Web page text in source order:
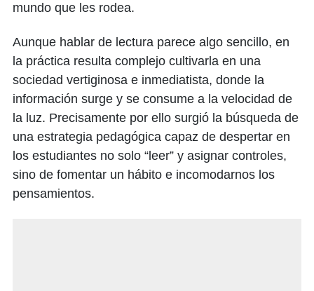
mundo que les rodea.
Aunque hablar de lectura parece algo sencillo, en
la práctica resulta complejo cultivarla en una
sociedad vertiginosa e inmediatista, donde la
información surge y se consume a la velocidad de
la luz. Precisamente por ello surgió la búsqueda de
una estrategia pedagógica capaz de despertar en
los estudiantes no solo “leer” y asignar controles,
sino de fomentar un hábito e incomodarnos los
pensamientos.